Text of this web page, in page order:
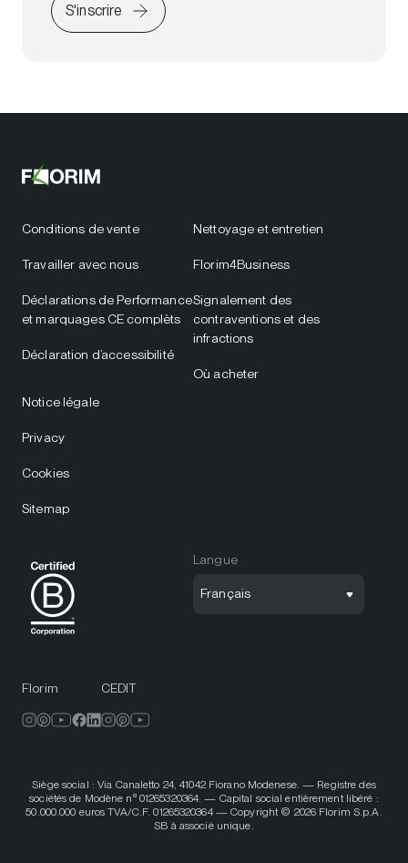
S'inscrire
Conditions de vente
Travailler avec nous
Déclarations de Performance
et marquages CE complèts
Déclaration d’accessibilité
Nettoyage et entretien
Florim4Business
Signalement des
contraventions et des
infractions
Où acheter
Notice légale
Privacy
Cookies
Sitemap
Langue
Français
Florim CEDIT
Siège social : Via Canaletto 24, 41042 Fiorano Modenese. — Registre des
sociétés de Modène n° 01265320364. — Capital social entièrement libéré :
50.000.000 euros TVA/C.F. 01265320364 — Copyright © 2026 Florim S.p.A.
SB à associé unique.